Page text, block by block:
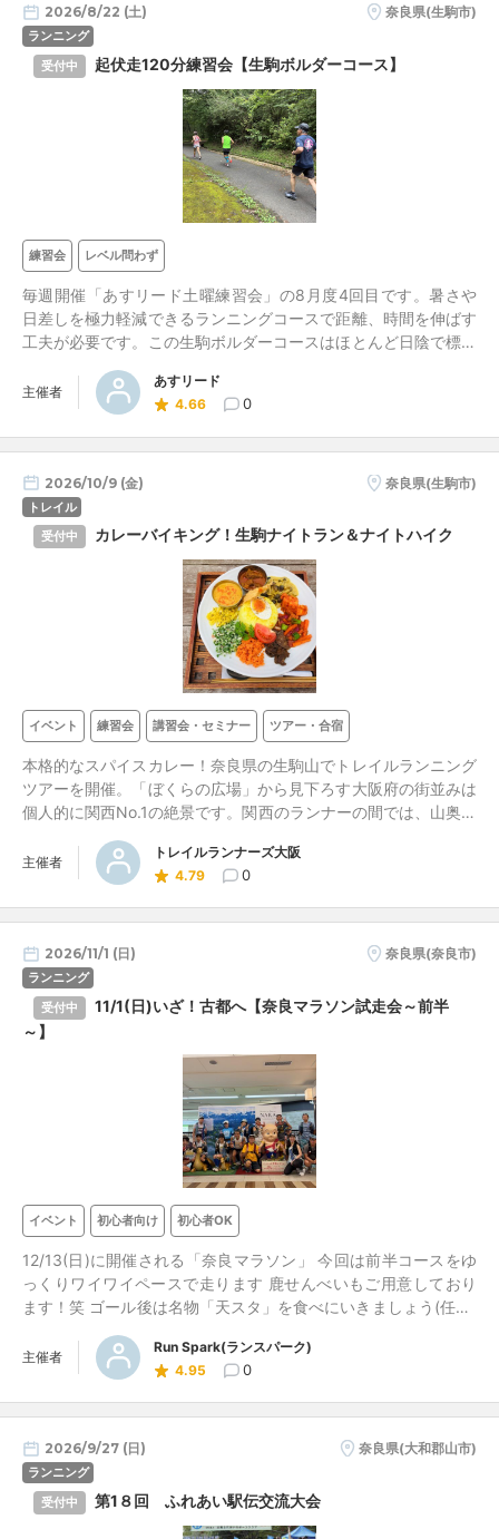
2026/8/22 (土) 奈良県(生駒市)
ランニング
受付中
起伏走120分練習会【生駒ボルダーコース】
練習会 レベル問わず
毎週開催「あすリード土曜練習会」の8月度4回目です。暑さや
日差しを極力軽減できるランニングコースで距離、時間を伸ばす
工夫が必要です。この生駒ボルダーコースはほとんど日陰で標高
台づくりにつながる練習会です。
主催者
あすリード
4.66
0
2026/10/9 (金) 奈良県(生駒市)
トレイル
受付中
カレーバイキング！生駒ナイトラン＆ナイトハイク
イベント 練習会 講習会・セミナー ツアー・合宿
本格的なスパイスカレー！奈良県の生駒山でトレイルランニング
ツアーを開催。「ぼくらの広場」から見下ろす大阪府の街並みは
個人的に関西No.1の絶景です。関西のランナーの間では、山奥や
気のカレー店でランチを予定。休憩を交えながらみんなで走りま
すので、はじめてでも大丈夫。多くはお一人様参加です。ラン仲
間を増やしませんか？
主催者
トレイルランナーズ大阪
4.79
0
2026/11/1 (日) 奈良県(奈良市)
ランニング
受付中
11/1(日)いざ！古都へ【奈良マラソン試走会～前半
～】
イベント 初心者向け 初心者OK
12/13(日)に開催される「奈良マラソン」 今回は前半コースをゆ
っくりワイワイペースで走ります 鹿せんべいもご用意しており
ます！笑 ゴール後は名物「天スタ」を食べにいきましょう(任意)
加無料です】
主催者
Run Spark(ランスパーク)
4.95
0
2026/9/27 (日) 奈良県(大和郡山市)
ランニング
受付中
第1８回 ふれあい駅伝交流大会